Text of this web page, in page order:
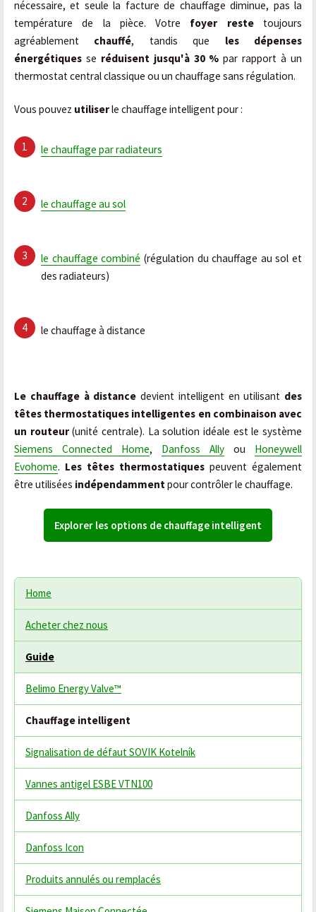
nécessaire, et seule la facture de chauffage diminue, pas la
température de la pièce. Votre foyer restetoujours
agréablement chauffé, tandis que les dépenses
énergétiques se réduisent jusqu'à 30 % par rapport à un
thermostat central classique ou un chauffage sans régulation.
Vous pouvez utiliserle chauffage intelligent pour :
le chauffage par radiateurs
le chauffage au sol
le chauffage combiné (régulation du chauffage au sol et
des radiateurs)
le chauffage à distance
Le chauffage à distance devient intelligent en utilisant des
têtes thermostatiques intelligentes en combinaison avec
un routeur(unité centrale). La solution idéale est le système
Siemens Connected Home, Danfoss Ally ou
Honeywell
Evohome. Les têtes thermostatiques peuvent également
être utilisées indépendammentpour contrôler le chauffage.
Explorer les options de chauffage intelligent
Home
Acheter chez nous
Guide
Belimo Energy Valve™
Chauffage intelligent
Signalisation de défaut SOVIK Kotelník
Vannes antigel ESBE VTN100
Danfoss Ally
Danfoss Icon
Produits annulés ou remplacés